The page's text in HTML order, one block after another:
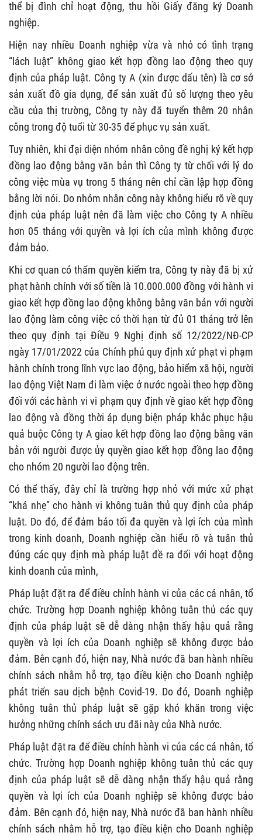
thể bị đình chỉ hoạt động, thu hồi Giấy đăng ký Doanh
nghiệp.
Hiện nay nhiều Doanh nghiệp vừa và nhỏ có tình trạng
“lách luật” không giao kết hợp đồng lao động theo quy
định của pháp luật. Công ty A (xin được dấu tên) là cơ sở
sản xuất đồ gia dụng, để sản xuất đủ số lượng theo yêu
cầu của thị trường, Công ty này đã tuyển thêm 20 nhân
công trong độ tuổi từ 30-35 để phục vụ sản xuất.
Tuy nhiên, khi đại diện nhóm nhân công đề nghị ký kết hợp
đồng lao động bằng văn bản thì Công ty từ chối với lý do
công việc mùa vụ trong 5 tháng nên chỉ cần lập hợp đồng
bằng lời nói. Do nhóm nhân công này không hiểu rõ về quy
định của pháp luật nên đã làm việc cho Công ty A nhiều
hơn 05 tháng với quyền và lợi ích của mình không được
đảm bảo.
Khi cơ quan có thẩm quyền kiểm tra, Công ty này đã bị xử
phạt hành chính với số tiền là 10.000.000 đồng với hành vi
giao kết hợp đồng lao động không bằng văn bản với người
lao động làm công việc có thời hạn từ đủ 01 tháng trở lên
theo quy định tại Điều 9 Nghị định số 12/2022/NĐ-CP
ngày 17/01/2022 của Chính phủ quy định xử phạt vi phạm
hành chính trong lĩnh vực lao động, bảo hiểm xã hội, người
lao động Việt Nam đi làm việc ở nước ngoài theo hợp đồng
đối với các hành vi vi phạm quy định về giao kết hợp đồng
lao động và đồng thời áp dụng biện pháp khắc phục hậu
quả buộc Công ty A giao kết hợp đồng lao động bằng văn
bản với người được ủy quyền giao kết hợp đồng lao động
cho nhóm 20 người lao động trên.
Có thể thấy, đây chỉ là trường hợp nhỏ với mức xử phạt
“khá nhẹ” cho hành vi không tuân thủ quy định của pháp
luật. Do đó, để đảm bảo tối đa quyền và lợi ích của mình
trong kinh doanh, Doanh nghiệp cần hiểu rõ và tuân thủ
đúng các quy định mà pháp luật đề ra đối với hoạt động
kinh doanh của mình,
Pháp luật đặt ra để điều chỉnh hành vi của các cá nhân, tổ
chức. Trường hợp Doanh nghiệp không tuân thủ các quy
định của pháp luật sẽ dễ dàng nhận thấy hậu quả rằng
quyền và lợi ích của Doanh nghiệp sẽ không được bảo
đảm. Bên cạnh đó, hiện nay, Nhà nước đã ban hành nhiều
chính sách nhằm hỗ trợ, tạo điều kiện cho Doanh nghiệp
phát triển sau dịch bệnh Covid-19. Do đó, Doanh nghiệp
không tuân thủ pháp luật sẽ gặp khó khăn trong việc
hưởng những chính sách ưu đãi này của Nhà nước.
Pháp luật đặt ra để điều chỉnh hành vi của các cá nhân, tổ
chức. Trường hợp Doanh nghiệp không tuân thủ các quy
định của pháp luật sẽ dễ dàng nhận thấy hậu quả rằng
quyền và lợi ích của Doanh nghiệp sẽ không được bảo
đảm. Bên cạnh đó, hiện nay, Nhà nước đã ban hành nhiều
chính sách nhằm hỗ trợ, tạo điều kiện cho Doanh nghiệp